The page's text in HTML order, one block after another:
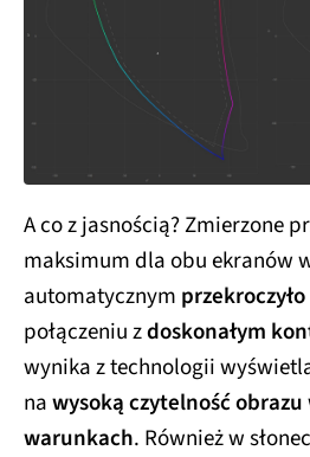
A co z jasnością? Zmierzone
maksimum dla obu ekranów
automatycznym
połączeniu zdoskonałym
wynika z technologii
nawysoką czytelność obrazu
warunkach. Również w